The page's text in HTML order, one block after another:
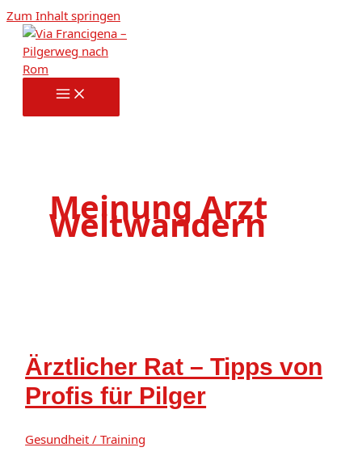
Zum Inhalt springen
Meinung Arzt
Weitwandern
Ärztlicher Rat – Tipps von
Profis für Pilger
Gesundheit / Training